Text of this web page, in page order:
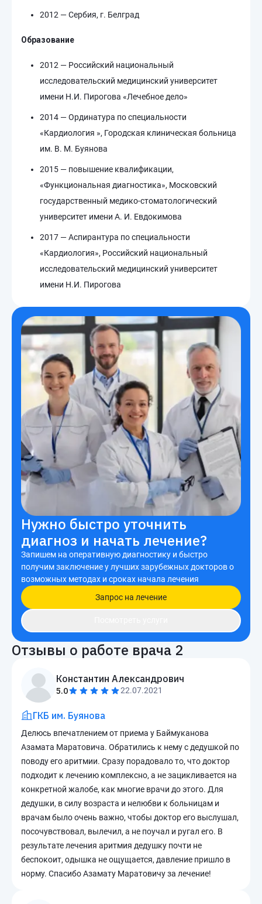
2012 — Сербия, г. Белград
Образование
2012 — Российский национальный
исследовательский медицинский университет
имени Н.И. Пирогова «Лечебное дело»
2014 — Ординатура по специальности
«Кардиология », Городская клиническая больница
им. В. М. Буянова
2015 — повышение квалификации,
«Функциональная диагностика», Московский
государственный медико-стоматологический
университет имени А. И. Евдокимова
2017 — Аспирантура по специальности
«Кардиология», Российский национальный
исследовательский медицинский университет
имени Н.И. Пирогова
Нужно быстро уточнить
диагноз и начать лечение?
Запишем на оперативную диагностику и быстро
получим заключение у лучших зарубежных докторов о
возможных методах и сроках начала лечения
Запрос на лечение
Отзывы о работе врача 2
Константин Александрович
5.0 22.07.2021
ГКБ им. Буянова
Делюсь впечатлением от приема у Баймуканова
Азамата Маратовича. Обратились к нему с дедушкой по
поводу его аритмии. Сразу порадовало то, что доктор
подходит к лечению комплексно, а не зацикливается на
конкретной жалобе, как многие врачи до этого. Для
дедушки, в силу возраста и нелюбви к больницам и
врачам было очень важно, чтобы доктор его выслушал,
посочувствовал, вылечил, а не поучал и ругал его. В
результате лечения аритмия дедушку почти не
беспокоит, одышка не ощущается, давление пришло в
норму. Спасибо Азамату Маратовичу за лечение!